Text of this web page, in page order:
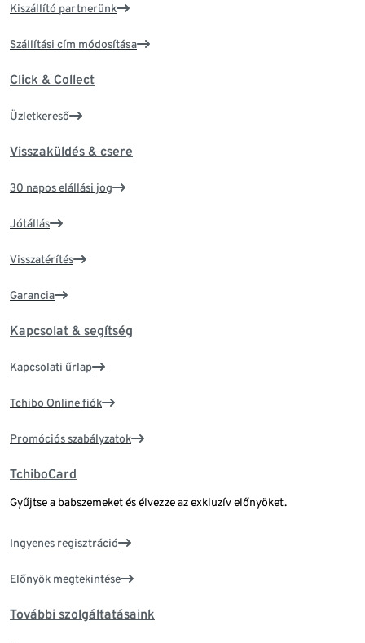
Kiszállító partnerünk
Szállítási cím módosítása
Click & Collect
Üzletkereső
Visszaküldés & csere
30 napos elállási jog
Jótállás
Visszatérítés
Garancia
Kapcsolat & segítség
Kapcsolati űrlap
Tchibo Online fiók
Promóciós szabályzatok
TchiboCard
Gyűjtse a babszemeket és élvezze az exkluzív előnyöket.
Ingyenes regisztráció
Előnyök megtekintése
További szolgáltatásaink